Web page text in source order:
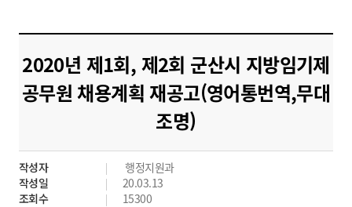
도
시
군
산
2020년 제1회, 제2회 군산시 지방임기제
공무원 채용계획 재공고(영어통번역,무대
조명)
작성자
행정지원과
작성일
20.03.13
조회수
15300